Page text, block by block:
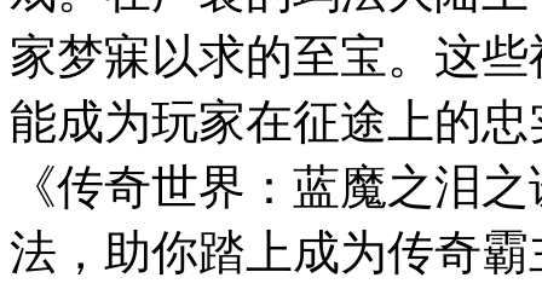
家梦寐以求的至宝。这
能成为玩家在征途上的
《传奇世界：蓝魔之泪
法，助你踏上成为传奇